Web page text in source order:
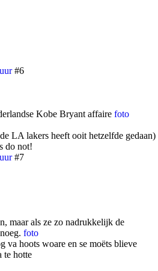
#6
Kobe Bryant affaire foto
LA lakers heeft ooit hetzelfde gedaan)
do not!
#7
maar als ze zo nadrukkelijk de
foto
va hoots woare en se moëts blieve
te hotte